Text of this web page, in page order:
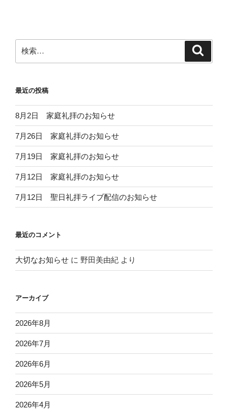
索:
最近の投稿
8月2日 家庭礼拝のお知らせ
7月26日 家庭礼拝のお知らせ
7月19日 家庭礼拝のお知らせ
7月12日 家庭礼拝のお知らせ
7月12日 聖日礼拝ライブ配信のお知らせ
最近のコメント
大切なお知らせ に 野田美由紀 より
アーカイブ
2026年8月
2026年7月
2026年6月
2026年5月
2026年4月